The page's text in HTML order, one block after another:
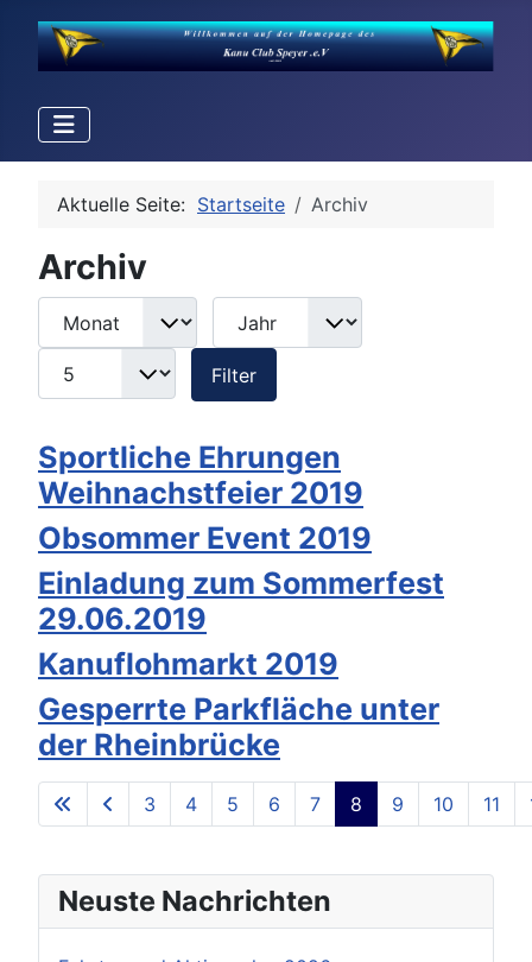
Aktuelle Seite: Startseite Archiv
Archiv
Filter
Monat Jahr
Filter
Sportliche Ehrungen
Weihnachstfeier 2019
Obsommer Event 2019
Einladung zum Sommerfest
29.06.2019
Kanuflohmarkt 2019
Gesperrte Parkfläche unter
der Rheinbrücke
Seite 8 von 13
3 4 5 6 7 8 9 10 11
Neuste Nachrichten